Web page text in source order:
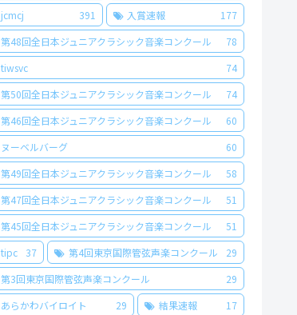
jcmcj
391 入賞速報
177
第48回全日本ジュニアクラシック音楽コンクール
78
tiwsvc
74
第50回全日本ジュニアクラシック音楽コンクール
74
第46回全日本ジュニアクラシック音楽コンクール
60
ヌーベルバーグ
60
第49回全日本ジュニアクラシック音楽コンクール
58
第47回全日本ジュニアクラシック音楽コンクール
51
第45回全日本ジュニアクラシック音楽コンクール
51
tipc
37 第4回東京国際管弦声楽コンクール
29
第3回東京国際管弦声楽コンクール
29
あらかわバイロイト
29 結果速報
17